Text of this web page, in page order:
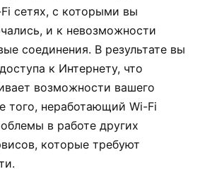
сетях, с которыми вы
и к невозможности
соединения. В результате вы
к Интернету, что
возможности вашего
того, неработающий Wi-Fi
в работе других
которые требуют